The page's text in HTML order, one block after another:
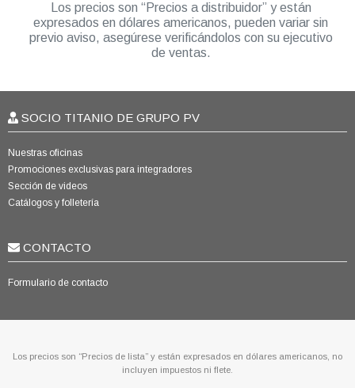
Los precios son “Precios a distribuidor” y están
expresados en dólares americanos, pueden variar sin
previo aviso, asegúrese verificándolos con su ejecutivo
de ventas.
SOCIO TITANIO DE GRUPO PV
Nuestras oficinas
Promociones exclusivas para integradores
Sección de videos
Catálogos y folletería
CONTACTO
Formulario de contacto
Los precios son “Precios de lista” y están expresados en dólares americanos, no
incluyen impuestos ni flete.